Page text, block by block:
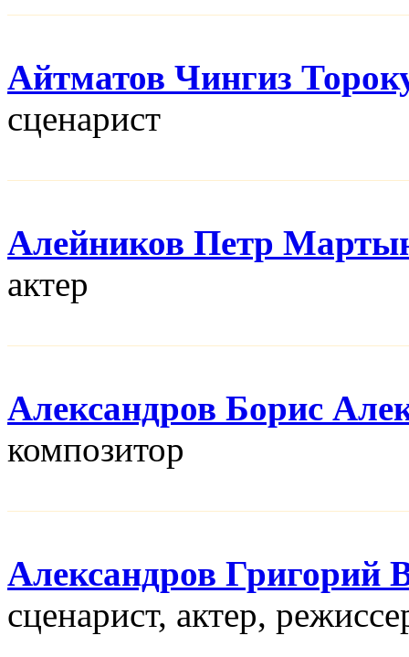
Айтматов Чингиз
сценарист
Алейников Петр
актер
Александров Борис
композитор
Александров Григорий
сценарист, актер,